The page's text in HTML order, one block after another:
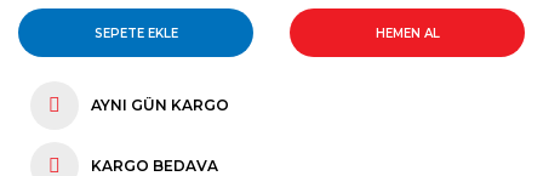
SEPETE EKLE HEMEN AL
AYNI GÜN KARGO
KARGO BEDAVA